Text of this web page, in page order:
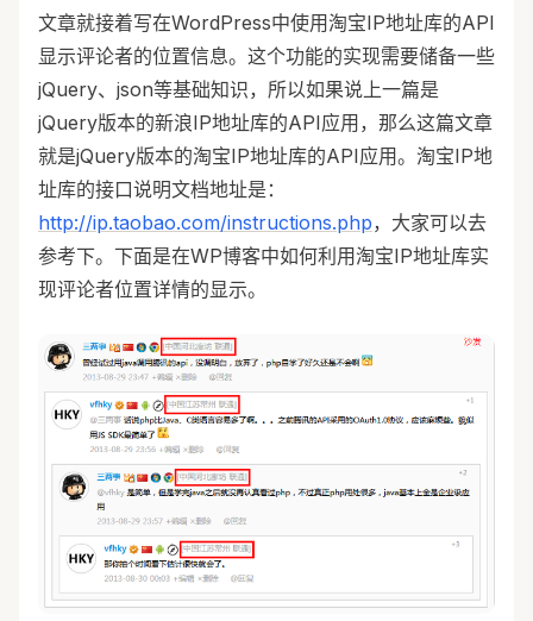
文章就接着写在WordPress中使用淘宝IP地址库的API
显示评论者的位置信息。这个功能的实现需要储备一些
jQuery、json等基础知识，所以如果说上一篇是
jQuery版本的新浪IP地址库的API应用，那么这篇文章
就是jQuery版本的淘宝IP地址库的API应用。淘宝IP地
址库的接口说明文档地址是：
http://ip.taobao.com/instructions.php，大家可以去
参考下。下面是在WP博客中如何利用淘宝IP地址库实
现评论者位置详情的显示。